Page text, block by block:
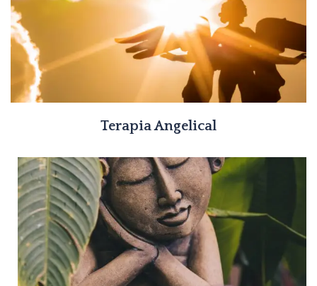
Terapia Angelical